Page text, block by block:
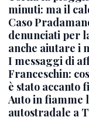
minuti: ma il
Caso
denunciati per
anche aiutare i
I messaggi di
Franceschin:
è stato accanto
Auto in fiamme
autostradale a